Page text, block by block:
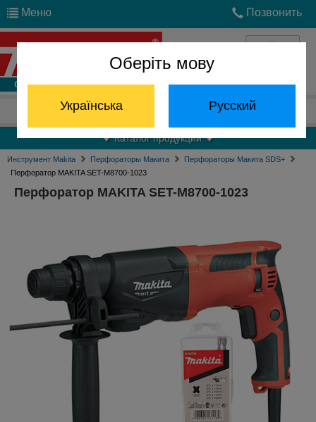
Оберіть мову
Українська Русский
Меню Позвонить
Войти
Отдел запчастей: (068) 824-24-24
Каталог продукции
Инструмент Makita Перфораторы Макита
Перфораторы Макита SDS+
Перфоратор MAKITA SET-M8700-1023
Перфоратор MAKITA SET-M8700-1023